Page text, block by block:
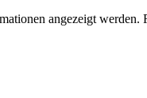
angezeigt